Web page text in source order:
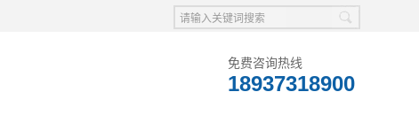
免费咨询热线
18937318900